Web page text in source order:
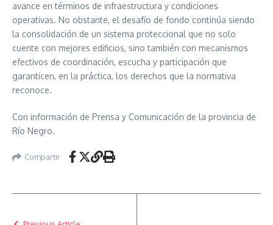
avance en términos de infraestructura y condiciones
operativas. No obstante, el desafío de fondo continúa siendo
la consolidación de un sistema proteccional que no solo
cuente con mejores edificios, sino también con mecanismos
efectivos de coordinación, escucha y participación que
garanticen, en la práctica, los derechos que la normativa
reconoce.
Con información de Prensa y Comunicación de la provincia de
Río Negro.
Compartir